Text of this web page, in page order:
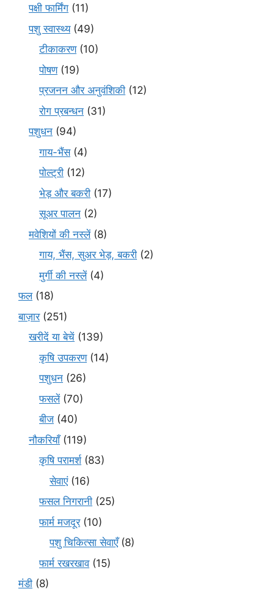
पक्षी फार्मिंग (11)
पशु स्वास्थ्य(49)
टीकाकरण(10)
पोषण(19)
प्रजनन और अनुवंशिकी (12)
रोग प्रबन्धन (31)
पशुधन (94)
गाय-भैंस(4)
पोल्ट्री (12)
भेड़ और बकरी (17)
सूअर पालन (2)
मवेशियों की नस्लें(8)
गाय, भैंस, सुअर भेड़, बकरी (2)
मुर्गी की नस्लें(4)
फल(18)
बाज़ार(251)
खरीदें या बेचें (139)
कृषि उपकरण(14)
पशुधन (26)
फसलें(70)
बीज (40)
नौकरियाँ(119)
कृषि परामर्श(83)
सेवाएं(16)
फसल निगरानी (25)
फार्म मजदूर(10)
पशु चिकित्सा सेवाएँ(8)
फार्म रखरखाव(15)
मंडी (8)